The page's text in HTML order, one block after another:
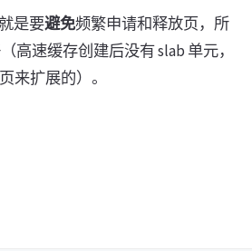
是要避免频繁申请和释放页，所
高速缓存创建后没有 slab 单元，
来扩展的）。